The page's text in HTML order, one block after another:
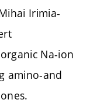
Irimia-
Na-ion
amino-and